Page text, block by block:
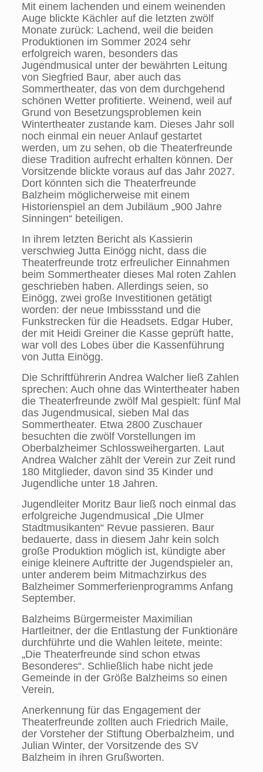
Mit einem lachenden und einem weinenden
Auge blickte Kächler auf die letzten zwölf
Monate zurück: Lachend, weil die beiden
Produktionen im Sommer 2024 sehr
erfolgreich waren, besonders das
Jugendmusical unter der bewährten Leitung
von Siegfried Baur, aber auch das
Sommertheater, das von dem durchgehend
schönen Wetter profitierte. Weinend, weil auf
Grund von Besetzungsproblemen kein
Wintertheater zustande kam. Dieses Jahr soll
noch einmal ein neuer Anlauf gestartet
werden, um zu sehen, ob die Theaterfreunde
diese Tradition aufrecht erhalten können. Der
Vorsitzende blickte voraus auf das Jahr 2027.
Dort könnten sich die Theaterfreunde
Balzheim möglicherweise mit einem
Historienspiel an dem Jubiläum „900 Jahre
Sinningen“ beteiligen.
In ihrem letzten Bericht als Kassierin
verschwieg Jutta Einögg nicht, dass die
Theaterfreunde trotz erfreulicher Einnahmen
beim Sommertheater dieses Mal roten Zahlen
geschrieben haben. Allerdings seien, so
Einögg, zwei große Investitionen getätigt
worden: der neue Imbissstand und die
Funkstrecken für die Headsets. Edgar Huber,
der mit Heidi Greiner die Kasse geprüft hatte,
war voll des Lobes über die Kassenführung
von Jutta Einögg.
Die Schriftführerin Andrea Walcher ließ Zahlen
sprechen: Auch ohne das Wintertheater haben
die Theaterfreunde zwölf Mal gespielt: fünf Mal
das Jugendmusical, sieben Mal das
Sommertheater. Etwa 2800 Zuschauer
besuchten die zwölf Vorstellungen im
Oberbalzheimer Schlossweihergarten. Laut
Andrea Walcher zählt der Verein zur Zeit rund
180 Mitglieder, davon sind 35 Kinder und
Jugendliche unter 18 Jahren.
Jugendleiter Moritz Baur ließ noch einmal das
erfolgreiche Jugendmusical „Die Ulmer
Stadtmusikanten“ Revue passieren. Baur
bedauerte, dass in diesem Jahr kein solch
große Produktion möglich ist, kündigte aber
einige kleinere Auftritte der Jugendspieler an,
unter anderem beim Mitmachzirkus des
Balzheimer Sommerferienprogramms Anfang
September.
Balzheims Bürgermeister Maximilian
Hartleitner, der die Entlastung der Funktionäre
durchführte und die Wahlen leitete, meinte:
„Die Theaterfreunde sind schon etwas
Besonderes“. Schließlich habe nicht jede
Gemeinde in der Größe Balzheims so einen
Verein.
Anerkennung für das Engagement der
Theaterfreunde zollten auch Friedrich Maile,
der Vorsteher der Stiftung Oberbalzheim, und
Julian Winter, der Vorsitzende des SV
Balzheim in ihren Grußworten.